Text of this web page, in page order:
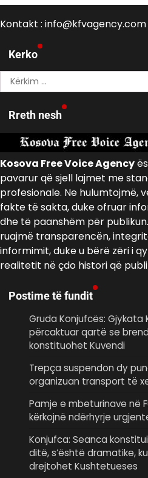
Kontakt : info@kfvagency.com
Kerko
Kërko
për:
Rreth nesh
Kosova Free Voice Agency
pavarur që sjell lajmet me
profesionale. Ne hulumtojmë,
fakte të sakta, duke ofruar
dhe të paanshëm për
ruajmë transparencën,
informimit, duke u bërë zëri i
realitetit në çdo histori që
Postime të fundit
Gruda Konjufcës: Gjykata
përcaktuar qartë se
konstituohet Kuvendi
Trepça suspendon dy
organizuan transport të
Pamje e mbeturinave në
kërkojnë ndërhyrje
Konjufca: Seanca
ditë, s’është dramatike,
drejtohet Kushtetueses